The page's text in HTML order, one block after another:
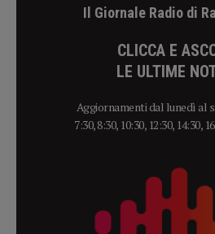
Il Giornale Radio di
CLICCA E
LE ULTIME
Aggiornamenti dal lunedì al
7:30, 8:30, 10:30, 12:30, 14:30,